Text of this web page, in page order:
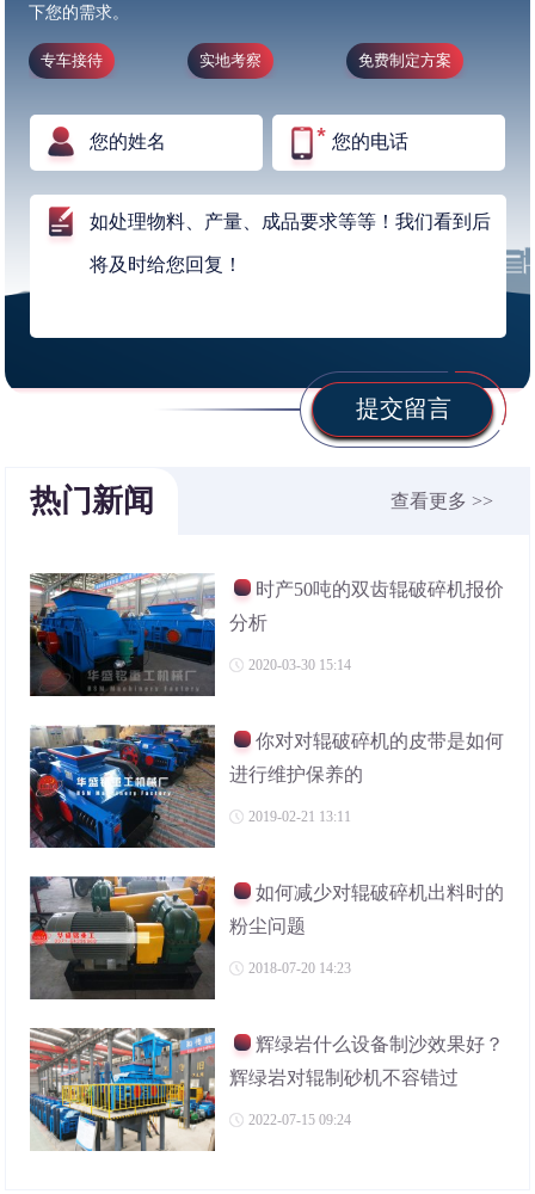
下您的需求。
专车接待 实地考察 免费制定方案
提交留言
热门新闻 查看更多 >>
时产50吨的双齿辊破碎机报价
分析
2020-03-30 15:14
你对对辊破碎机的皮带是如何
进行维护保养的
2019-02-21 13:11
如何减少对辊破碎机出料时的
粉尘问题
2018-07-20 14:23
辉绿岩什么设备制沙效果好？
辉绿岩对辊制砂机不容错过
2022-07-15 09:24